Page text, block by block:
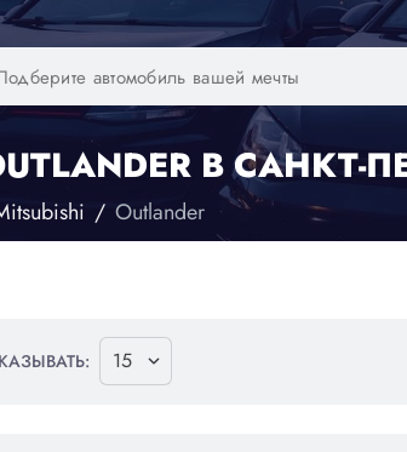
В САНКТ-
Outlander